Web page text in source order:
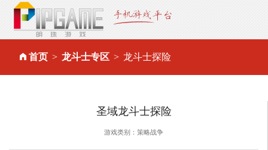
首页 龙斗士专区 龙斗士探险
圣域龙斗士探险
游戏类别：策略战争